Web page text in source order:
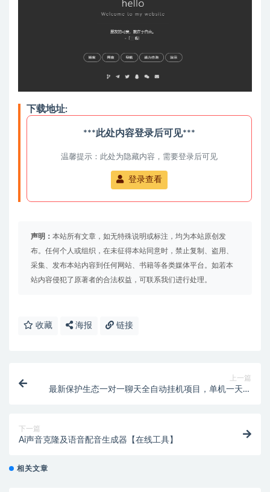
下载地址:
***此处内容登录后可见***
温馨提示：此处为隐藏内容，需要登录后可见
登录查看
声明： 本站所有文章，如无特殊说明或标注，均为本站原创发
布。任何个人或组织，在未征得本站同意时，禁止复制、盗用、
采集、发布本站内容到任何网站、书籍等各类媒体平台。如若本
站内容侵犯了原著者的合法权益，可联系我们进行处理。
收藏 海报 链接
上一篇
最新保护生态一对一聊天全自动挂机项目，单机一天最
下一篇
Ai声音克隆及语音配音生成器【在线工具】
相关文章